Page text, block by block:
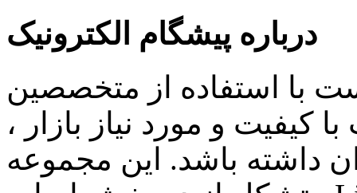
درباره پیشگام الکترونیک
با استفاده از متخصصین
کیفیت و مورد نیاز بازار ،
داشته باشد. این مجموعه